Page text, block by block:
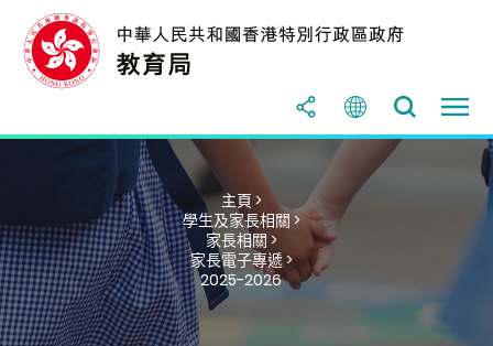
主頁 >
學生及家長相關 >
家長相關 >
家長電子專遞 >
2025-2026